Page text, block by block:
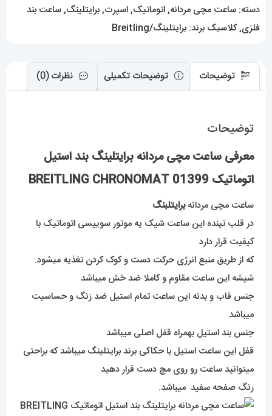
عدد
دسته: ساعت مچی مردانه,اتوماتیک,اسپرت,برایتلینگ,ساعت بند
فلزی,کلاسیک برند: برایتلینگ/Breitling
توضیحات توضیحات تکمیلی نظرات (0)
توضیحات
معرفی ساعت مچی مردانه برایتلینگ بند استیل
اتوماتیک BREITLING CHRONOMAT 01399
ساعت مچی مردانهبرایتلبنگ
در قلب تپنده این ساعت شیک یه موتور سوییسی اتوماتیک با
کیفیت قرار دارد
که از طریق منبع انرژی حرکت دست و کوک کردن تغذیه میشود.
شیشه این ساعت مقاوم و کاملا ضد خش میباشد
جنس قاب و بدنه این ساعت تمام استیل ضد زنگ و حساسیت
میباشد
جنس بند استیل بهمراه قفل اصلی میباشد
قفل این ساعت استیل با حکاکی برند برایتلینگ میباشد که براحتی
میتوانید ساعت رو روی مچ دست قرار دهید
رنگ صفحه سفید میباشد.